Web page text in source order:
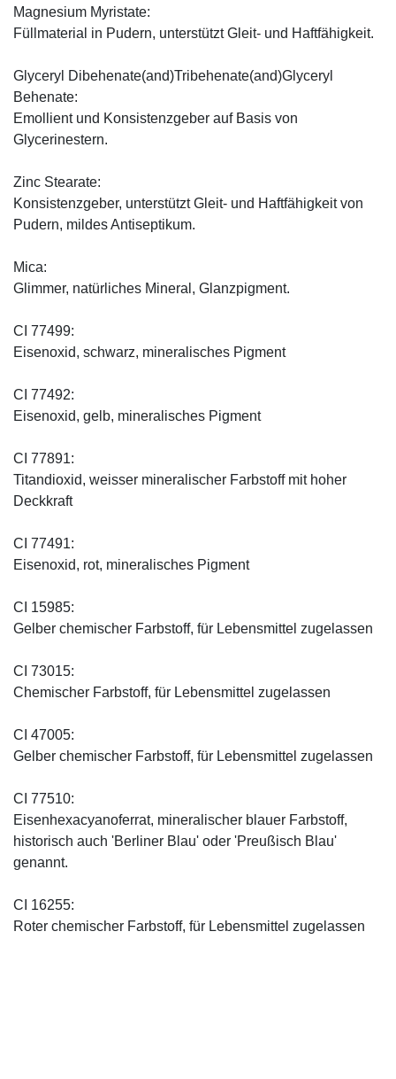
Magnesium Myristate:
Füllmaterial in Pudern, unterstützt Gleit- und Haftfähigkeit.
Glyceryl Dibehenate(and)Tribehenate(and)Glyceryl
Behenate:
Emollient und Konsistenzgeber auf Basis von
Glycerinestern.
Zinc Stearate:
Konsistenzgeber, unterstützt Gleit- und Haftfähigkeit von
Pudern, mildes Antiseptikum.
Mica:
Glimmer, natürliches Mineral, Glanzpigment.
CI 77499:
Eisenoxid, schwarz, mineralisches Pigment
CI 77492:
Eisenoxid, gelb, mineralisches Pigment
CI 77891:
Titandioxid, weisser mineralischer Farbstoff mit hoher
Deckkraft
CI 77491:
Eisenoxid, rot, mineralisches Pigment
CI 15985:
Gelber chemischer Farbstoff, für Lebensmittel zugelassen
CI 73015:
Chemischer Farbstoff, für Lebensmittel zugelassen
CI 47005:
Gelber chemischer Farbstoff, für Lebensmittel zugelassen
CI 77510:
Eisenhexacyanoferrat, mineralischer blauer Farbstoff,
historisch auch 'Berliner Blau' oder 'Preußisch Blau'
genannt.
CI 16255:
Roter chemischer Farbstoff, für Lebensmittel zugelassen